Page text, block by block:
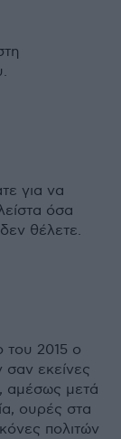
για να
όσα
θέλετε.
του 2015 ο
εκείνες
αμέσως μετά
ουρές στα
πολιτών